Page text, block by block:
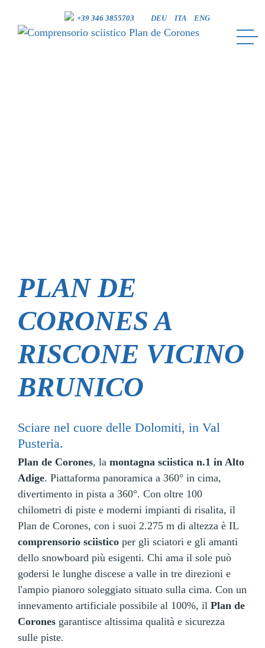
+39 346 3855703 DEU ITA ENG
PLAN DE
CORONES A
RISCONE VICINO
BRUNICO
Sciare nel cuore delle Dolomiti, in Val
Pusteria.
Plan de Corones, la montagna sciistica n.1 in Alto
Adige. Piattaforma panoramica a 360° in cima,
divertimento in pista a 360°. Con oltre 100
chilometri di piste e moderni impianti di risalita, il
Plan de Corones, con i suoi 2.275 m di altezza è IL
comprensorio sciistico per gli sciatori e gli amanti
dello snowboard più esigenti. Chi ama il sole può
godersi le lunghe discese a valle in tre direzioni e
l'ampio pianoro soleggiato situato sulla cima. Con un
innevamento artificiale possibile al 100%, il Plan de
Corones garantisce altissima qualità e sicurezza
sulle piste.